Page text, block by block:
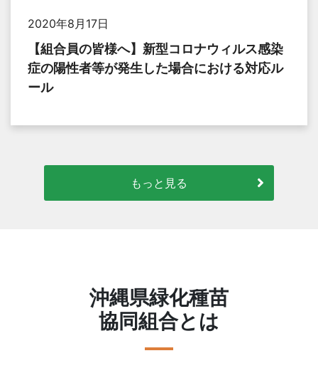
2020年8月17日
【組合員の皆様へ】新型コロナウィルス感染
症の陽性者等が発生した場合における対応ル
ール
もっと見る
沖縄県緑化種苗
協同組合とは